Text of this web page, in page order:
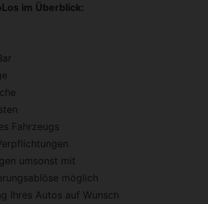
im Überblick:
Fahrzeugs
umsonst mit
möglich
Ihres Autos auf Wunsch